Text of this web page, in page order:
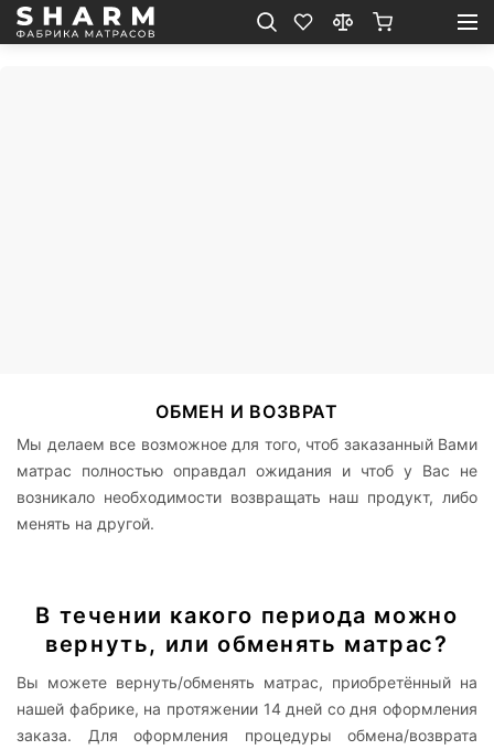
ОБМЕН И ВОЗВРАТ
Мы делаем все возможное для того, чтоб заказанный Вами
матрас полностью оправдал ожидания и чтоб у Вас не
возникало необходимости возвращать наш продукт, либо
менять на другой.
В течении какого периода можно
вернуть, или обменять матрас?
Вы можете вернуть/обменять матрас, приобретённый на
нашей фабрике, на протяжении 14 дней со дня оформления
заказа. Для оформления процедуры обмена/возврата